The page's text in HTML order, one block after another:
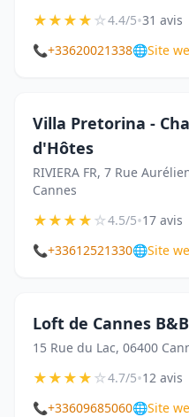
★★★★☆4.4/5•31 avis
📞+33620021338🌐Site
Villa Pretorina -
d'Hôtes
RIVIERA FR, 7 Rue
Cannes
★★★★☆4.5/5•17 avis
📞+33612521330🌐Site
Loft de Cannes B&B
15 Rue du Lac, 06400
★★★★☆4.7/5•12 avis
📞+33609685060🌐Site